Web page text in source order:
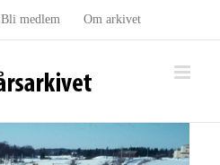
Bli medlem Om arkivet